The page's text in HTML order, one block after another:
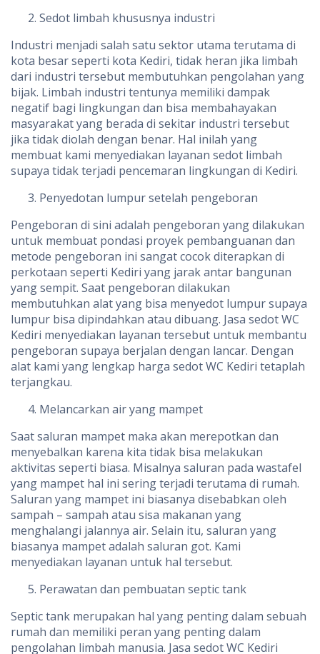
Sedot limbah khususnya industri
Industri menjadi salah satu sektor utama terutama di
kota besar seperti kota Kediri, tidak heran jika limbah
dari industri tersebut membutuhkan pengolahan yang
bijak. Limbah industri tentunya memiliki dampak
negatif bagi lingkungan dan bisa membahayakan
masyarakat yang berada di sekitar industri tersebut
jika tidak diolah dengan benar. Hal inilah yang
membuat kami menyediakan layanan sedot limbah
supaya tidak terjadi pencemaran lingkungan di Kediri.
Penyedotan lumpur setelah pengeboran
Pengeboran di sini adalah pengeboran yang dilakukan
untuk membuat pondasi proyek pembanguanan dan
metode pengeboran ini sangat cocok diterapkan di
perkotaan seperti Kediri yang jarak antar bangunan
yang sempit. Saat pengeboran dilakukan
membutuhkan alat yang bisa menyedot lumpur supaya
lumpur bisa dipindahkan atau dibuang. Jasa sedot WC
Kediri menyediakan layanan tersebut untuk membantu
pengeboran supaya berjalan dengan lancar. Dengan
alat kami yang lengkap harga sedot WC Kediri tetaplah
terjangkau.
Melancarkan air yang mampet
Saat saluran mampet maka akan merepotkan dan
menyebalkan karena kita tidak bisa melakukan
aktivitas seperti biasa. Misalnya saluran pada wastafel
yang mampet hal ini sering terjadi terutama di rumah.
Saluran yang mampet ini biasanya disebabkan oleh
sampah – sampah atau sisa makanan yang
menghalangi jalannya air. Selain itu, saluran yang
biasanya mampet adalah saluran got. Kami
menyediakan layanan untuk hal tersebut.
Perawatan dan pembuatan septic tank
Septic tank merupakan hal yang penting dalam sebuah
rumah dan memiliki peran yang penting dalam
pengolahan limbah manusia. Jasa sedot WC Kediri